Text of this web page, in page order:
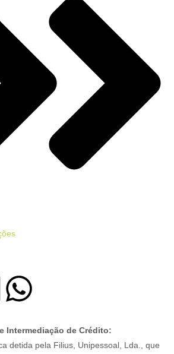
Intermediação de Crédito:
detida pela Filius, Unipessoal, Lda., que